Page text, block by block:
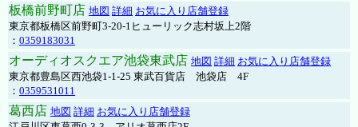
板橋前野町店 地図 詳細 お気に入り店舗登録
東京都板橋区前野町3-20-1ヒューリック志村坂上2階
： 0359183031
オーディオスクエア池袋東武店 地図 詳細 お気に入り店舗登録
東京都豊島区西池袋1-1-25 東武百貨店 池袋店 4F
： 0359531011
葛西店 地図 詳細 お気に入り店舗登録